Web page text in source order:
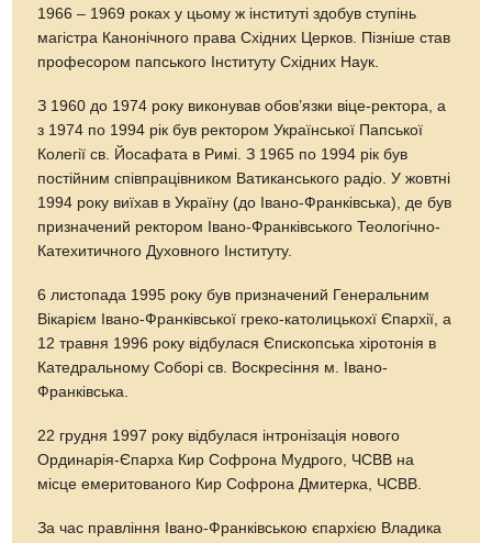
1966 – 1969 роках у цьому ж інституті здобув ступінь
магістра Канонічного права Східних Церков. Пізніше став
професором папського Інституту Східних Наук.
З 1960 до 1974 року виконував обов’язки віце-ректора, а
з 1974 по 1994 рік був ректором Української Папської
Колегії св. Йосафата в Римі. З 1965 по 1994 рік був
постійним співпрацівником Ватиканського радіо. У жовтні
1994 року виїхав в Україну (до Івано-Франківська), де був
призначений ректором Івано-Франківського Теологічно-
Катехитичного Духовного Інституту.
6 листопада 1995 року був призначений Генеральним
Вікарієм Івано-Франківської греко-католицькохї Єпархії, а
12 травня 1996 року відбулася Єпископська хіротонія в
Катедральному Соборі св. Воскресіння м. Івано-
Франківська.
22 грудня 1997 року відбулася інтронізація нового
Ординарія-Єпарха Кир Софрона Мудрого, ЧСВВ на
місце емеритованого Кир Софрона Дмитерка, ЧСВВ.
За час правління Івано-Франківською єпархією Владика